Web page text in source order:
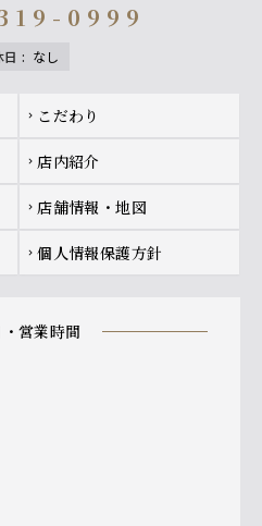
0999
日 : なし
chevron_right こだわり
chevron_right 店内紹介
chevron_right 店舗情報・地図
chevron_right 個人情報保護方針
・営業時間